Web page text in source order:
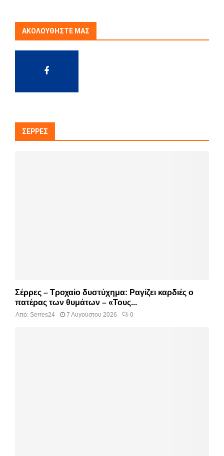
ΑΚΟΛΟΥΘΉΣΤΕ ΜΑΣ
ΣΈΡΡΕΣ
Σέρρες – Τροχαίο δυστύχημα: Ραγίζει καρδιές ο
πατέρας των θυμάτων – «Τους...
Από: Serres24 7 Αυγούστου 2026 0